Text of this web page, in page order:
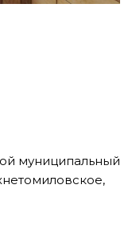
муниципальный